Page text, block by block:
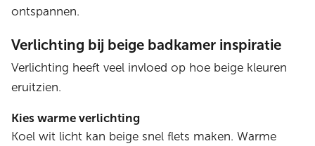
ontspannen.
Verlichting bij beige badkamer inspiratie
Verlichting heeft veel invloed op hoe beige kleuren
eruitzien.
Kies warme verlichting
Koel wit licht kan beige snel flets maken. Warme